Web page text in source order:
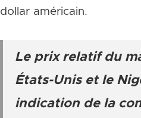
dollar américain.
Le prix relatif du
États-Unis et le
indication de la